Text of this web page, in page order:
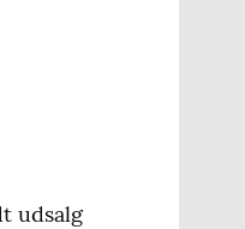
udsalg